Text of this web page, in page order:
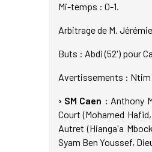
Mi-temps : 0-1.
Arbitrage de M.
Buts : Abdi (52') pour
Avertissements : Ntim
› SM Caen : Anthony
Court (Mohamed
Autret (Hianga'a
Syam Ben Youssef,